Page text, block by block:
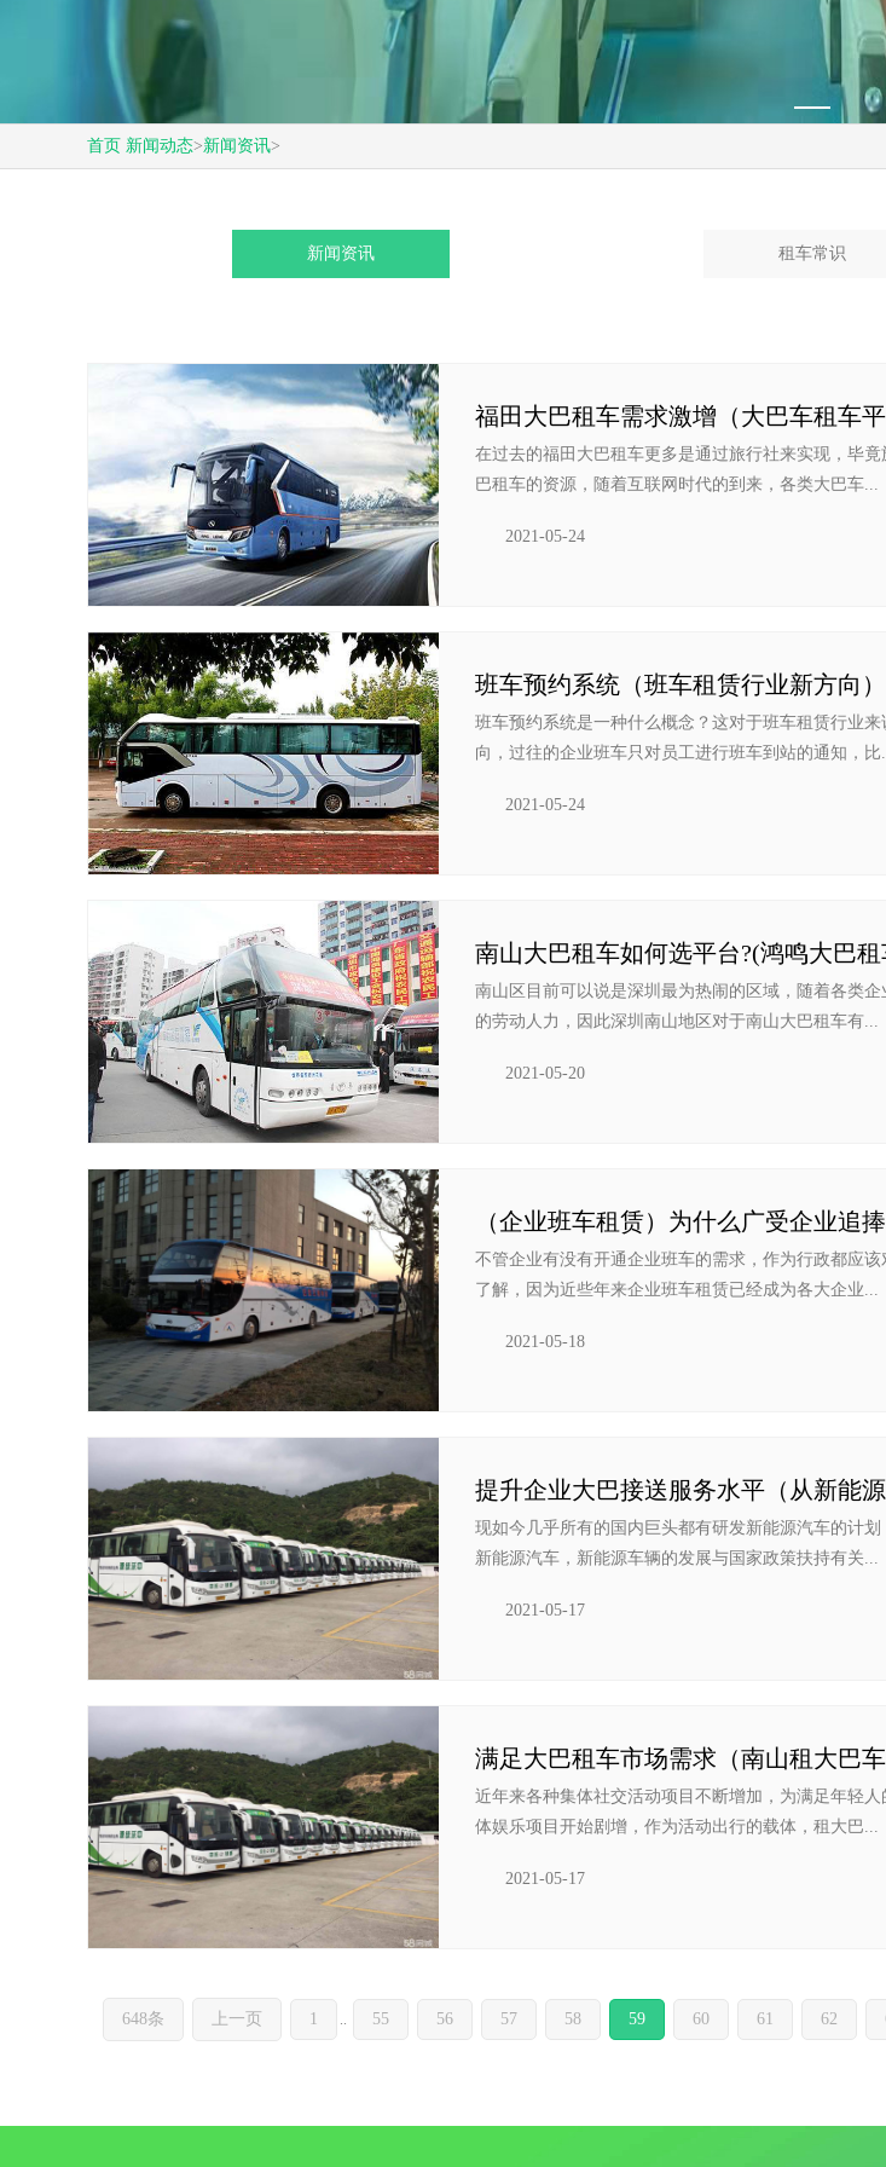
首页 新闻动态>新闻资讯>
新闻资讯 租车常识
福田大巴租车需求激增（大巴车租车平
在过去的福田大巴租车更多是通过旅行社来实现，毕
巴租车的资源，随着互联网时代的到来，各类大巴车...
2021-05-24
班车预约系统（班车租赁行业新方向）
班车预约系统是一种什么概念？这对于班车租赁行业
向，过往的企业班车只对员工进行班车到站的通知，比
2021-05-24
南山大巴租车如何选平台?(鸿鸣大巴
南山区目前可以说是深圳最为热闹的区域，随着各类
的劳动人力，因此深圳南山地区对于南山大巴租车有...
2021-05-20
（企业班车租赁）为什么广受企业追
不管企业有没有开通企业班车的需求，作为行政都应
了解，因为近些年来企业班车租赁已经成为各大企业...
2021-05-18
现如今几乎所有的国内巨头都有研发新能源汽车的计
新能源汽车，新能源车辆的发展与国家政策扶持有关...
2021-05-17
近年来各种集体社交活动项目不断增加，为满足年轻
体娱乐项目开始剧增，作为活动出行的载体，租大巴...
2021-05-17
648条 上一页 1 .. 55 56 57 58 59 60 61 62